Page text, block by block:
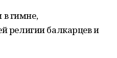
в гимне,
религии балкарцев и